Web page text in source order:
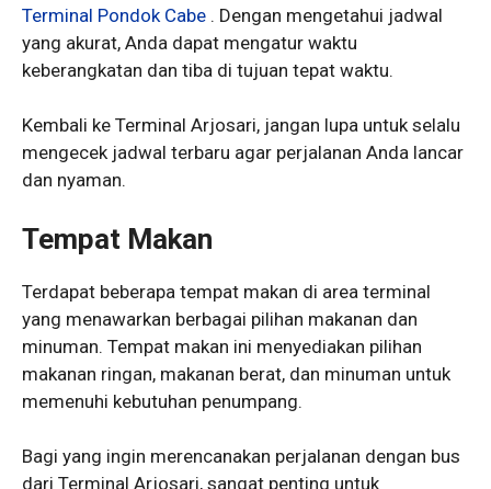
Terminal Pondok Cabe . Dengan mengetahui jadwal
yang akurat, Anda dapat mengatur waktu
keberangkatan dan tiba di tujuan tepat waktu.
Kembali ke Terminal Arjosari, jangan lupa untuk selalu
mengecek jadwal terbaru agar perjalanan Anda lancar
dan nyaman.
Tempat Makan
Terdapat beberapa tempat makan di area terminal
yang menawarkan berbagai pilihan makanan dan
minuman. Tempat makan ini menyediakan pilihan
makanan ringan, makanan berat, dan minuman untuk
memenuhi kebutuhan penumpang.
Bagi yang ingin merencanakan perjalanan dengan bus
dari Terminal Arjosari, sangat penting untuk